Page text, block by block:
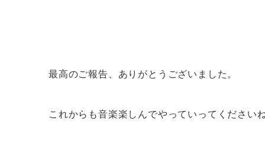
最高のご報告、ありがとうございました。
これからも音楽楽しんでやっていってください